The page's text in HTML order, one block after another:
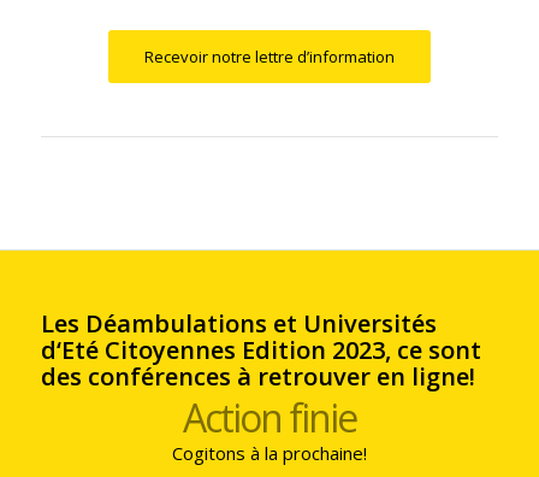
Recevoir notre lettre d’information
Les Déambulations et Universités
d‘Eté Citoyennes Edition 2023, ce sont
des conférences à retrouver en ligne!
Action finie
Cogitons à la prochaine!